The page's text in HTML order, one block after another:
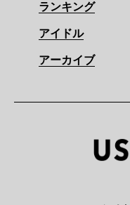
ランキング
アイドル
アーカイブ